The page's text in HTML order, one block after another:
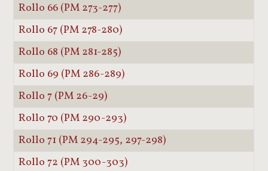
Rollo 66 (PM 273-277)
Rollo 67 (PM 278-280)
Rollo 68 (PM 281-285)
Rollo 69 (PM 286-289)
Rollo 7 (PM 26-29)
Rollo 70 (PM 290-293)
Rollo 71 (PM 294-295, 297-298)
Rollo 72 (PM 300-303)